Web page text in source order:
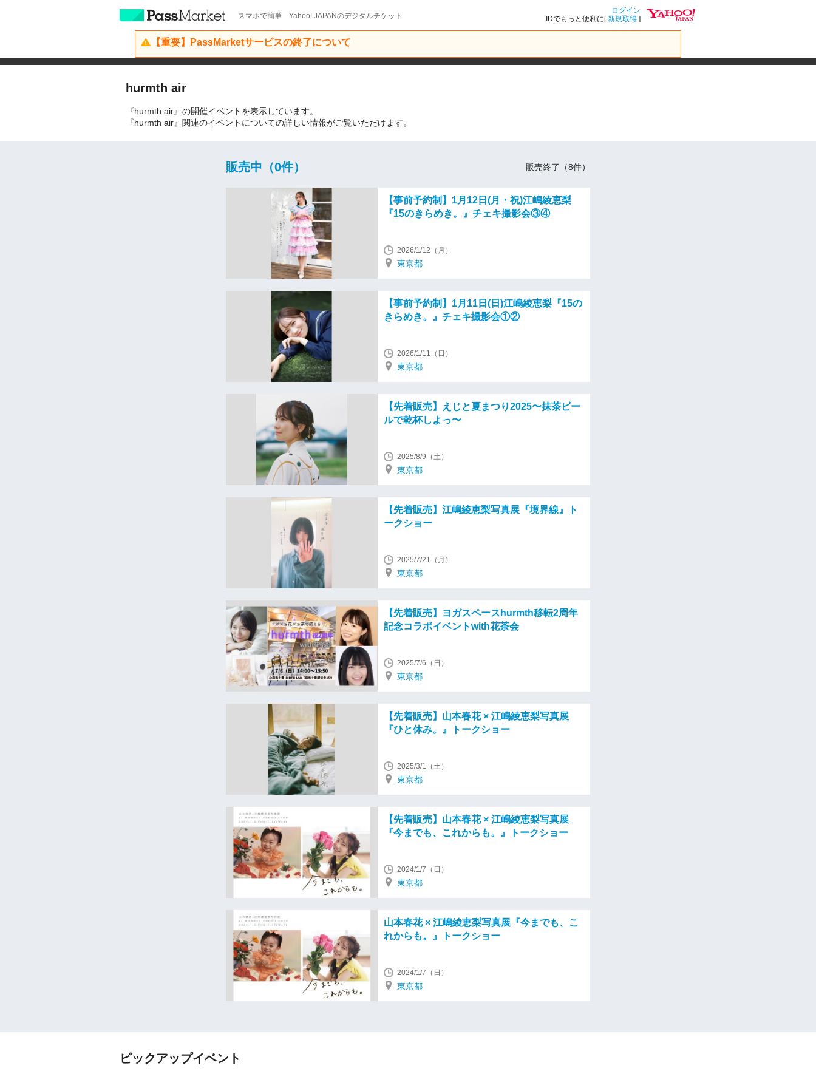
スマホで簡単 Yahoo! JAPANのデジタルチケット
ログイン
IDでもっと便利に[新規取得 ]
【重要】PassMarketサービスの終了について
hurmth air
『hurmth air』の開催イベントを表示しています。
『hurmth air』関連のイベントについての詳しい情報がご覧いただけます。
販売中（0件） 販売終了（8件）
【事前予約制】1月12日(月・祝)江嶋綾恵梨
『15のきらめき。』チェキ撮影会③④
2026/1/12（月）
東京都
【事前予約制】1月11日(日)江嶋綾恵梨『15の
きらめき。』チェキ撮影会①②
2026/1/11（日）
東京都
【先着販売】えじと夏まつり2025〜抹茶ビー
ルで乾杯しよっ〜
2025/8/9（土）
東京都
【先着販売】江嶋綾恵梨写真展『境界線』ト
ークショー
2025/7/21（月）
東京都
【先着販売】ヨガスペースhurmth移転2周年
記念コラボイベントwith花茶会
2025/7/6（日）
東京都
【先着販売】山本春花 × 江嶋綾恵梨写真展
『ひと休み。』トークショー
2025/3/1（土）
東京都
【先着販売】山本春花 × 江嶋綾恵梨写真展
『今までも、これからも。』トークショー
2024/1/7（日）
東京都
山本春花 × 江嶋綾恵梨写真展『今までも、こ
れからも。』トークショー
2024/1/7（日）
東京都
ピックアップイベント